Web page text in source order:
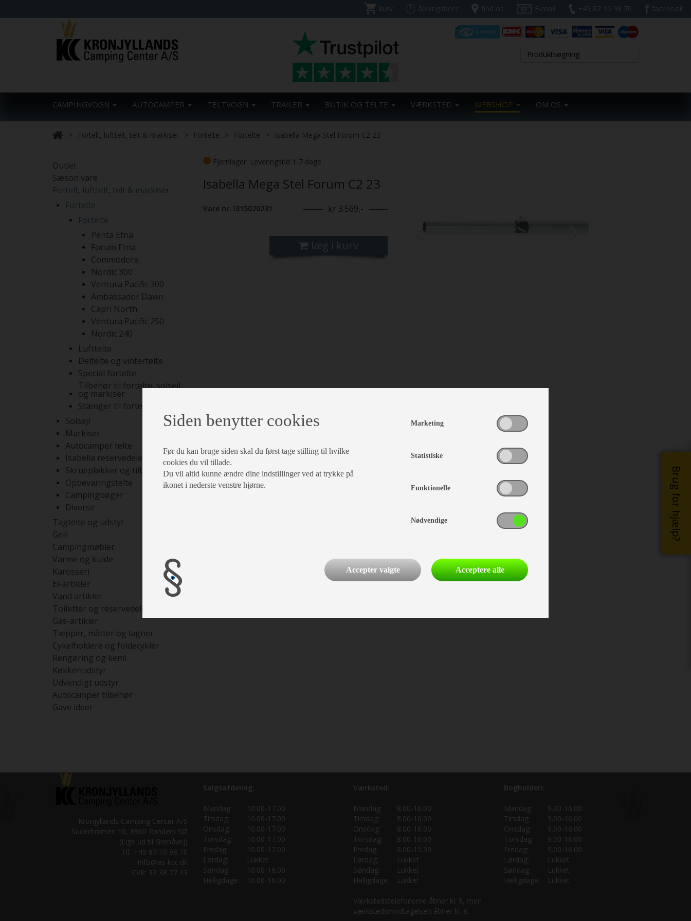
kurv åbningstider find os E-mail +45 87 10 98 70 facebook
CAMPINGVOGN AUTOCAMPER TELTVOGN TRAILER BUTIK OG TELTE VÆRKSTED WEBSHOP OM OS
Brug for hjælp?
Fortelt, lufttelt, telt & markiser Fortelte Fortelte Isabella Mega Stel Forum C2 23
Outlet
Sæson vare
Fortelt, lufttelt, telt & markiser
Fortelte
Fortelte
Penta Etna
Forum Etna
Commodore
Nordic 300
Ventura Pacific 300
Ambassador Dawn
Capri North
Ventura Pacific 250
Nordic 240
Lufttelte
Deltelte og vintertelte
Special fortelte
Tilbehør til fortelte, solsejl
og markiser
Stænger til fortelte
Solsejl
Markiser
Autocamper telte
Isabella reservedele
Skruepløkker og tilbehør
Opbevaringstelte
Campingbøger
Diverse
Tagtelte og udstyr
Grill
Campingmøbler
Varme og kulde
Karosseri
El-artikler
Vand artikler
Toiletter og reservedele
Gas-artikler
Tæpper, måtter og lagner
Cykelholdere og foldecykler
Rengøring og kemi
Køkkenudstyr
Udvendigt udstyr
Autocamper tilbehør
Gave ideer
Fjernlager. Leveringstid 1-7 dage
Isabella Mega Stel Forum C2 23
Vare nr. I315020231 kr 3.569,-
læg i kurv
Kronjyllands Camping Center A/S
Suderholmen 10, 8960 Randers SØ
(Lige ud til Grenåvej)
Tlf. +45 87 10 98 70
Info@as-kcc.dk
CVR: 33 38 77 33
Salgsafdeling:
Mandag:
10.00-17.00
Tirsdag:
10.00-17.00
Onsdag:
10.00-17.00
Torsdag:
10.00-17.00
Fredag:
10.00-17.00
Lørdag:
Lukket
Søndag:
10.00-16.00
Helligdage:
10.00-16.00
Værksted:
Mandag:
8.00-16.00
Tirsdag:
8.00-16.00
Onsdag:
8.00-16.00
Torsdag:
8.00-16.00
Fredag:
8.00-15.30
Lørdag:
Lukket
Søndag:
Lukket
Helligdage:
Lukket
Værkstedstelefonerne åbner kl. 9, men
værkstedsmodtagelsen åbner kl. 8.
Bogholderi:
Mandag:
9.00-16.00
Tirsdag:
9.00-16.00
Onsdag:
9.00-16.00
Torsdag:
9.00-16.00
Fredag:
9.00-16.00
Lørdag:
Lukket
Søndag:
Lukket
Helligdage:
Lukket
Siden benytter cookies
Før du kan bruge siden skal du først tage stilling til hvilke
cookies du vil tillade.
Du vil altid kunne ændre dine indstillinger ved at trykke på
ikonet i nederste venstre hjørne.
Marketing
Statistiske
Funktionelle
Nødvendige
Accepter valgte Acceptere alle